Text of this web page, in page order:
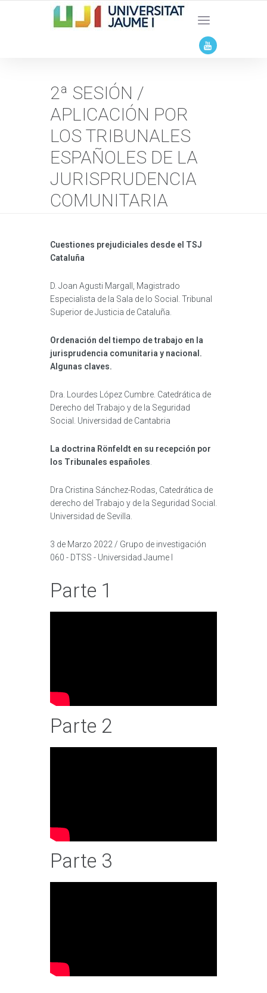
2ª SESIÓN /
APLICACIÓN POR
LOS TRIBUNALES
ESPAÑOLES DE LA
JURISPRUDENCIA
COMUNITARIA
Cuestiones prejudiciales desde el TSJ
Cataluña
D. Joan Agusti Margall, Magistrado
Especialista de la Sala de lo Social. Tribunal
Superior de Justicia de Cataluña.
Ordenación del tiempo de trabajo en la
jurisprudencia comunitaria y nacional.
Algunas claves.
Dra. Lourdes López Cumbre. Catedrática de
Derecho del Trabajo y de la Seguridad
Social. Universidad de Cantabria
La doctrina Rönfeldt en su recepción por
los Tribunales españoles
Dra Cristina Sánchez-Rodas, Catedrática de
derecho del Trabajo y de la Seguridad Social.
Universidad de Sevilla.
3 de Marzo 2022 / Grupo de investigación
060 - DTSS - Universidad Jaume I
Parte 1
Parte 2
Parte 3